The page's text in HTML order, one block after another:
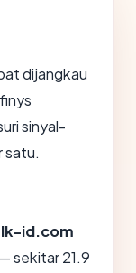
dijangkau
sinyal-
satu.
id.com
sekitar 21.9